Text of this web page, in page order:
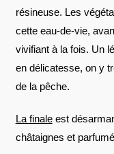
résineuse. Les
cette eau-de-vie,
vivifiant à la fois. Un
en délicatesse, on y
de la pêche.
La finaleest
châtaignes et